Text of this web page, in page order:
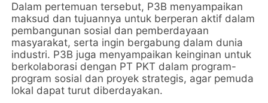
Dalam pertemuan tersebut, P3B menyampaikan
maksud dan tujuannya untuk berperan aktif dalam
pembangunan sosial dan pemberdayaan
masyarakat, serta ingin bergabung dalam dunia
industri. P3B juga menyampaikan keinginan untuk
berkolaborasi dengan PT PKT dalam program-
program sosial dan proyek strategis, agar pemuda
lokal dapat turut diberdayakan.